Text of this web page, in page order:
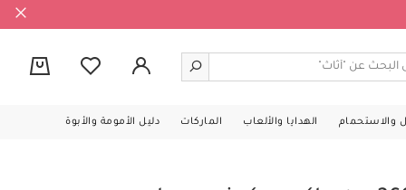
والاستحمام الهدايا والألعاب الماركات دليل الأمومة والأبوة